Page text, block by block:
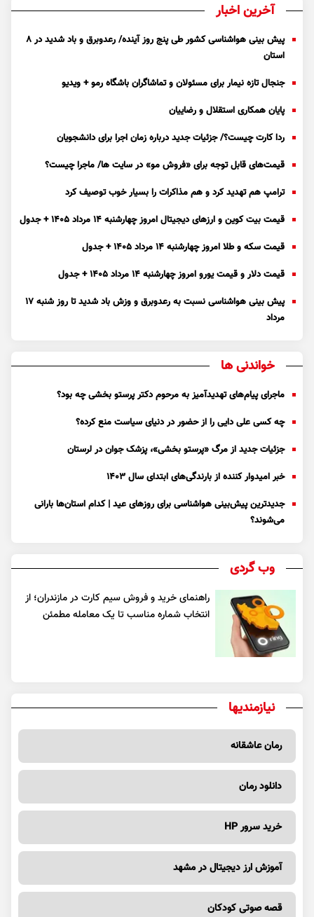
آخرین اخبار
پیش بینی هواشناسی کشور طی پنج روز آینده/ رعدوبرق و باد شدید در ۸
استان
جنجال تازه نیمار برای مسئولان و تماشاگران باشگاه رمو + ویدیو
پایان همکاری استقلال و رضاییان
ردا کارت چیست؟/ جزئیات جدید درباره زمان اجرا برای دانشجویان
قیمت‌های قابل توجه برای «فروش مو» در سایت ها/ ماجرا چیست؟
ترامپ هم تهدید کرد و هم مذاکرات را بسیار خوب توصیف کرد
قیمت بیت کوین و ارز‌های دیجیتال امروز چهارشنبه ۱۴ مرداد ۱۴۰۵ + جدول
قیمت سکه و طلا امروز چهارشنبه ۱۴ مرداد ۱۴۰۵ + جدول
قیمت دلار و قیمت یورو امروز چهارشنبه ۱۴ مرداد ۱۴۰۵ + جدول
پیش بینی هواشناسی نسبت به رعدوبرق و وزش باد شدید تا روز شنبه ۱۷
مرداد
خواندنی ها
ماجرای پیام‌های تهدیدآمیز به مرحوم دکتر پرستو بخشی چه بود؟
چه کسی علی دایی را از حضور در دنیای سیاست منع کرده؟
جزئیات جدید از مرگ «پرستو بخشی»، پزشک جوان در لرستان
خبر امیدوار کننده از بارندگی‌های ابتدای سال ۱۴۰۳
جدیدترین پیش‌بینی هواشناسی برای روزهای عید | کدام استان‌ها بارانی
می‌شوند؟
وب گردی
راهنمای خرید و فروش سیم کارت در مازندران؛ از
انتخاب شماره مناسب تا یک معامله مطمئن
نیازمندیها
رمان عاشقانه
دانلود رمان
خرید سرور HP
آموزش ارز دیجیتال در مشهد
قصه صوتی کودکان